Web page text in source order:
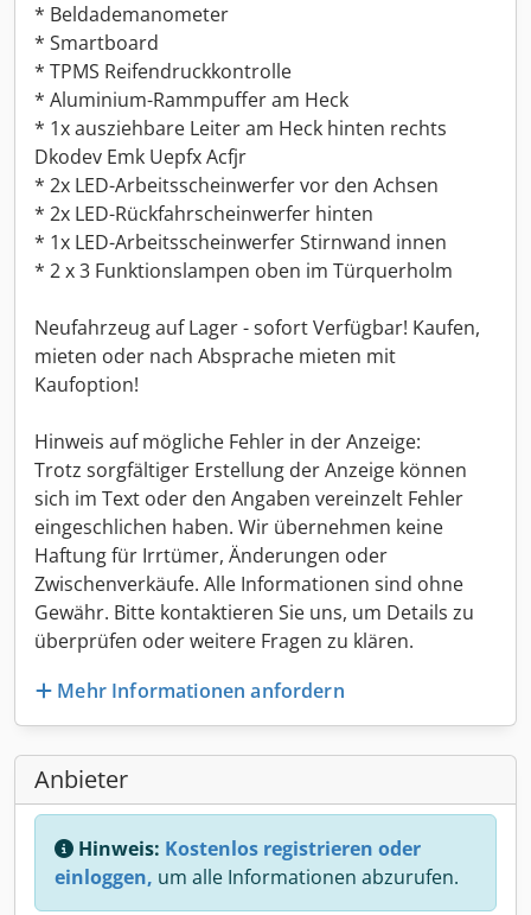
* Beldademanometer
* Smartboard
* TPMS Reifendruckkontrolle
* Aluminium-Rammpuffer am Heck
* 1x ausziehbare Leiter am Heck hinten rechts
Dkodev Emk Uepfx Acfjr
* 2x LED-Arbeitsscheinwerfer vor den Achsen
* 2x LED-Rückfahrscheinwerfer hinten
* 1x LED-Arbeitsscheinwerfer Stirnwand innen
* 2 x 3 Funktionslampen oben im Türquerholm
Neufahrzeug auf Lager - sofort Verfügbar! Kaufen,
mieten oder nach Absprache mieten mit
Kaufoption!
Hinweis auf mögliche Fehler in der Anzeige:
Trotz sorgfältiger Erstellung der Anzeige können
sich im Text oder den Angaben vereinzelt Fehler
eingeschlichen haben. Wir übernehmen keine
Haftung für Irrtümer, Änderungen oder
Zwischenverkäufe. Alle Informationen sind ohne
Gewähr. Bitte kontaktieren Sie uns, um Details zu
überprüfen oder weitere Fragen zu klären.
Mehr Informationen anfordern
Anbieter
Hinweis: Kostenlos registrieren oder
einloggen, um alle Informationen abzurufen.